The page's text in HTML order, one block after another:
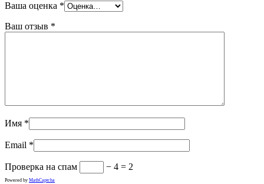
Ваша оценка *
Ваш отзыв *
Имя *
Email *
Проверка на спам − 4 = 2
Powered by MathCaptcha